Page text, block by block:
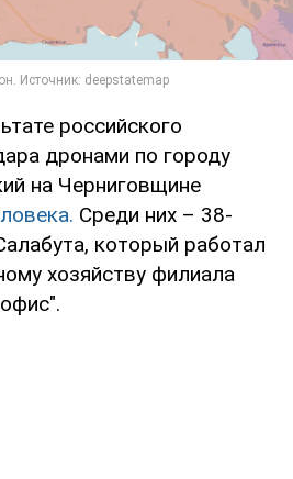
российского
дронами по городу
на Черниговщине
Среди них – 38-
который работал
хозяйству филиала